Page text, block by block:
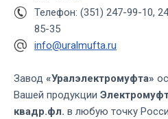
Телефон: (351) 247-99-10,
85-35
info@uralmufta.ru
Завод «Уралэлектромуфта»
Вашей продукции
квадр.фл. в любую точку